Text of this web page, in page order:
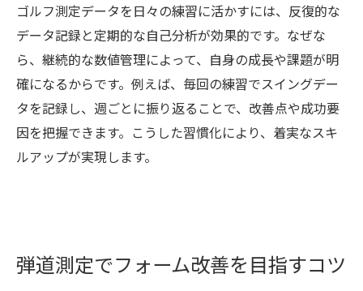
実践例
日々の練習に役立つ測定データの管理術
弾道測定器を使った客観的なスキル評価法
シュミレーションゴルフでPDCAを回す分析
手法
新時代のゴルフ練習は数値管理が鍵となる
理解する
ゴルフ測定データを日々の練習に活かすには、反復的な
データ記録と定期的な自己分析が効果的です。なぜな
ら、継続的な数値管理によって、自身の成長や課題が明
確になるからです。例えば、毎回の練習でスイングデー
タを記録し、週ごとに振り返ることで、改善点や成功要
因を把握できます。こうした習慣化により、着実なスキ
ルアップが実現します。
弾道測定でフォーム改善を目指すコツ